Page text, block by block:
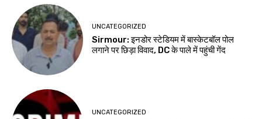
UNCATEGORIZED
Sirmour: इनडोर स्टेडियम में बास्केटबॉल पोल
लगाने पर छिड़ा विवाद, DC के पाले में पहुंची गेंद
UNCATEGORIZED